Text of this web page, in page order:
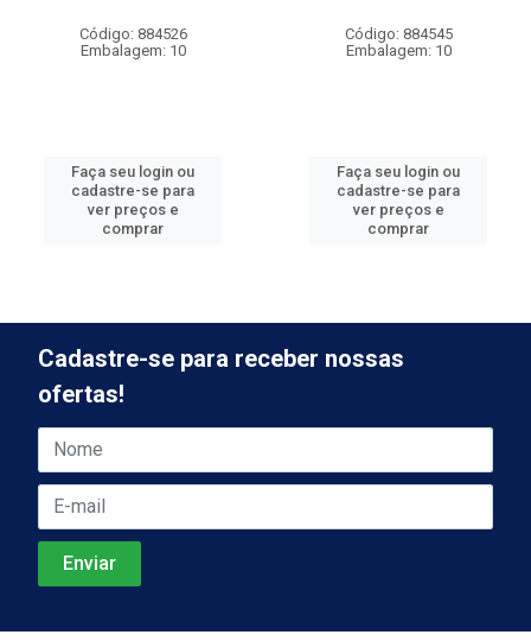
Código: 884526
Embalagem: 10
Faça seu login ou
cadastre-se para
ver preços e
comprar
Código: 884545
Embalagem: 10
Faça seu login ou
cadastre-se para
ver preços e
comprar
Cadastre-se para receber nossas
ofertas!